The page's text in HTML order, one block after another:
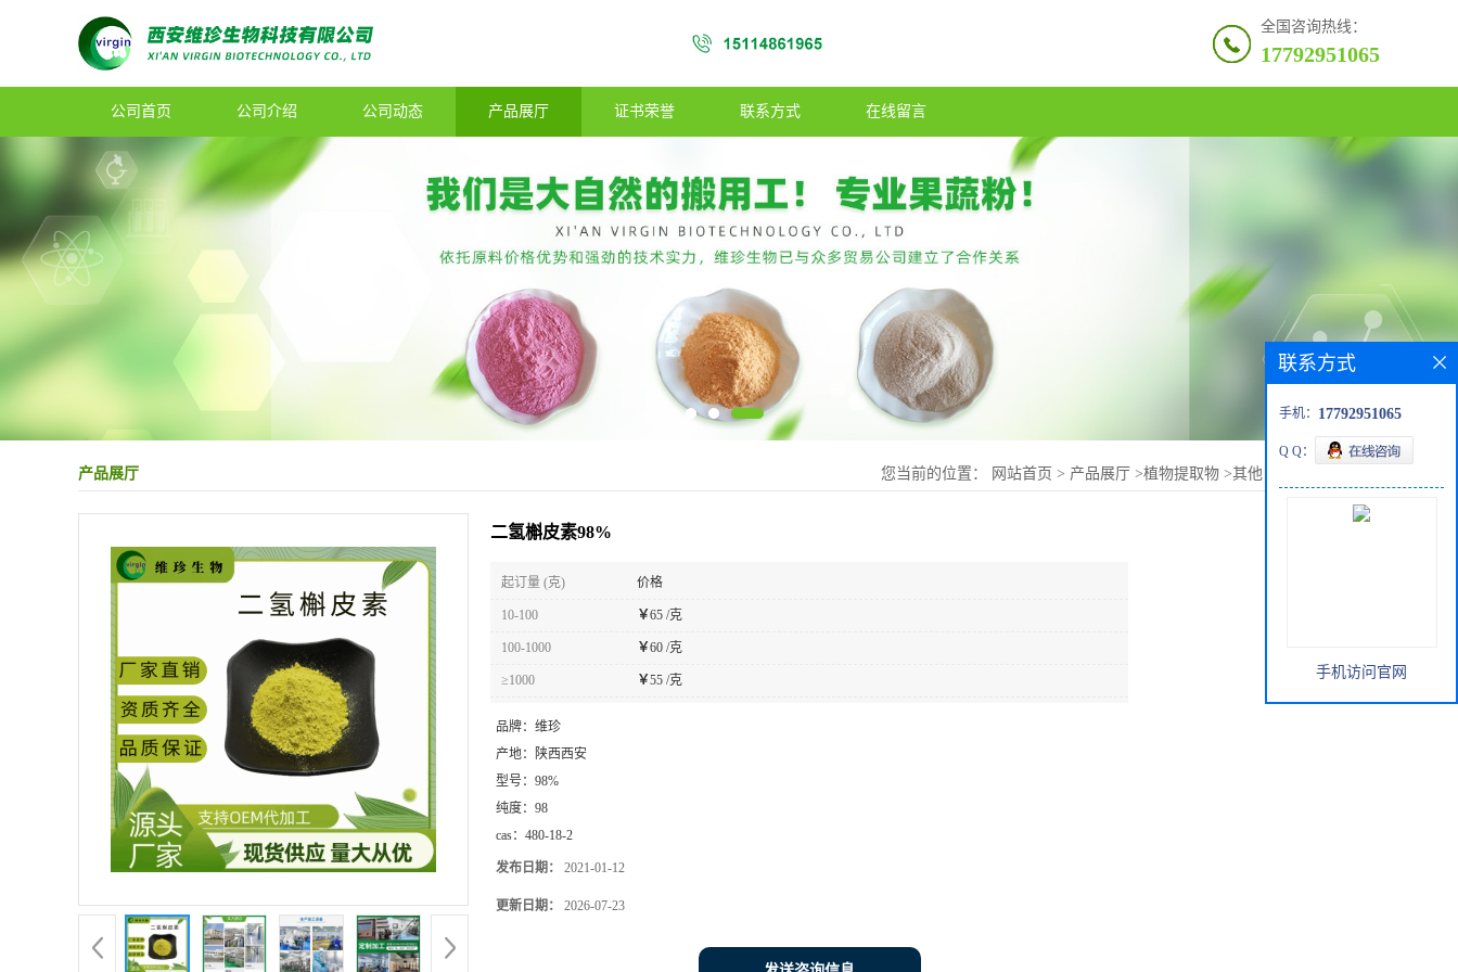
全国咨询热线：
17792951065
公司首页 公司介绍 公司动态 产品展厅 证书荣誉 联系方式 在线留言
产品展厅 您当前的位置： 网站首页 > 产品展厅 >植物提取物 >其他
二氢槲皮素98%
起订量 (克) 价格
10-100 ￥65 /克
100-1000 ￥60 /克
≥1000 ￥55 /克
品牌： 维珍
产地：
陕西西安
型号： 98%
纯度： 98
cas： 480-18-2
发布日期： 2021-01-12
更新日期： 2026-07-23
联系方式
手机： 17792951065
Q Q：
手机访问官网